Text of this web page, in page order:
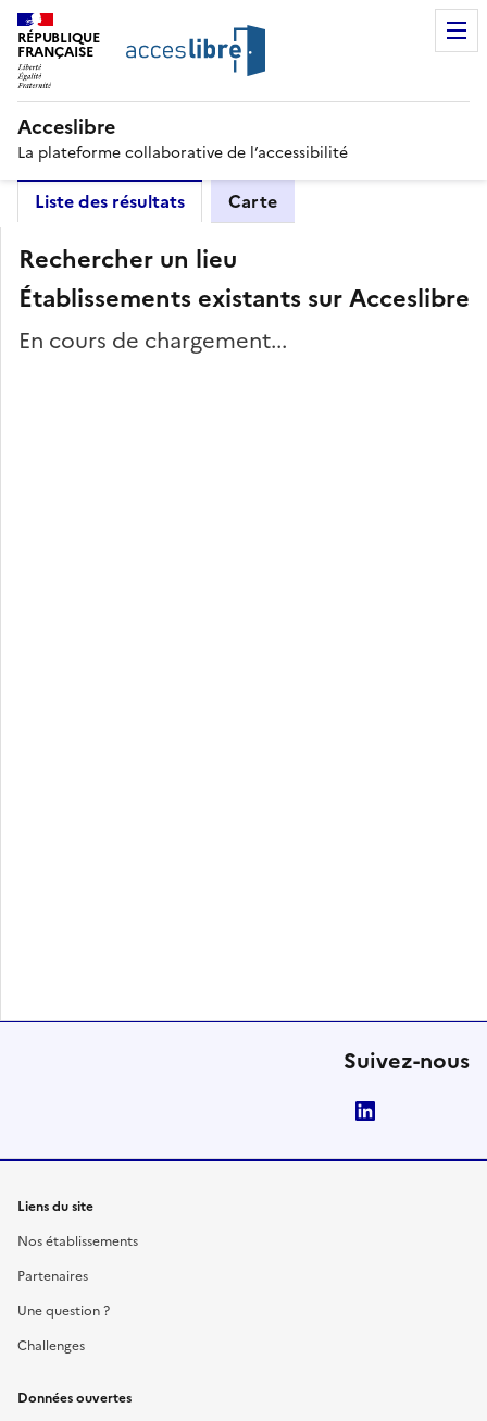
RÉPUBLIQUE
FRANÇAISE
Acceslibre
La plateforme collaborative de l’accessibilité
Liste des résultats Carte
Rechercher un lieu
Établissements existants sur Acceslibre
En cours de chargement...
Suivez-nous
Liens du site
Nos établissements
Partenaires
Une question ?
Challenges
Données ouvertes